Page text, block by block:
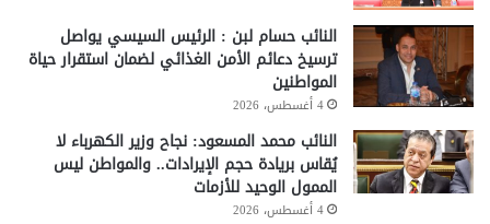
النائب حسام لبن : الرئيس السيسي يواصل
ترسيخ دعائم الأمن الغذائي لضمان استقرار حياة
المواطنين
4 أغسطس، 2026
النائب محمد المسعود: نجاح وزير الكهرباء لا
يُقاس بريادة حجم الإيرادات.. والمواطن ليس
الممول الوحيد للأزمات
4 أغسطس، 2026